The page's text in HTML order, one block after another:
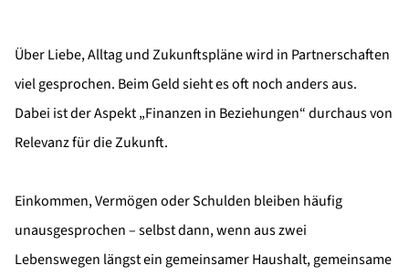
Über Liebe, Alltag und Zukunftspläne wird in Partnerschaften
viel gesprochen. Beim Geld sieht es oft noch anders aus.
Dabei ist der Aspekt „Finanzen in Beziehungen“ durchaus von
Relevanz für die Zukunft.
Einkommen, Vermögen oder Schulden bleiben häufig
unausgesprochen – selbst dann, wenn aus zwei
Lebenswegen längst ein gemeinsamer Haushalt, gemeinsame